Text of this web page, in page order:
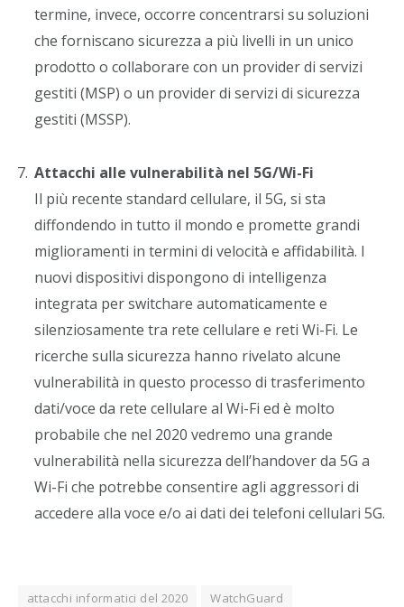
termine, invece, occorre concentrarsi su soluzioni
che forniscano sicurezza a più livelli in un unico
prodotto o collaborare con un provider di servizi
gestiti (MSP) o un provider di servizi di sicurezza
gestiti (MSSP).
Attacchi alle vulnerabilità nel 5G/Wi-Fi
Il più recente standard cellulare, il 5G, si sta
diffondendo in tutto il mondo e promette grandi
miglioramenti in termini di velocità e affidabilità. I
nuovi dispositivi dispongono di intelligenza
integrata per switchare automaticamente e
silenziosamente tra rete cellulare e reti Wi-Fi. Le
ricerche sulla sicurezza hanno rivelato alcune
vulnerabilità in questo processo di trasferimento
dati/voce da rete cellulare al Wi-Fi ed è molto
probabile che nel 2020 vedremo una grande
vulnerabilità nella sicurezza dell’handover da 5G a
Wi-Fi che potrebbe consentire agli aggressori di
accedere alla voce e/o ai dati dei telefoni cellulari 5G.
attacchi informatici del 2020 WatchGuard